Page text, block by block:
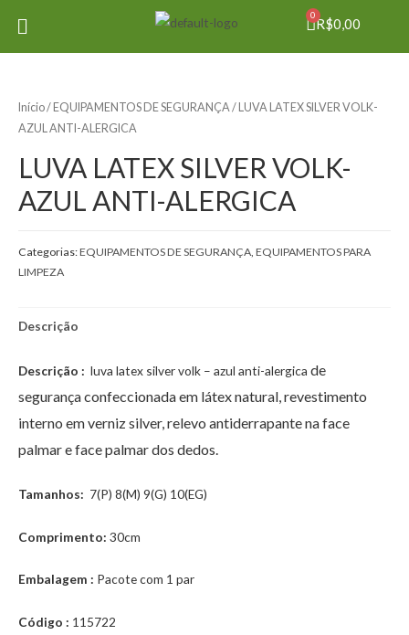
R$0,00
0
Início/ EQUIPAMENTOS DE SEGURANÇA/ LUVA LATEX SILVER VOLK-
AZUL ANTI-ALERGICA
LUVA LATEX SILVER VOLK-
AZUL ANTI-ALERGICA
Categorias:EQUIPAMENTOS DE SEGURANÇA, EQUIPAMENTOS PARA
LIMPEZA
Descrição
Descrição : luva latex silver volk – azul anti-alergica de
segurança confeccionada em látex natural, revestimento
interno em verniz silver, relevo antiderrapante na face
palmar e face palmar dos dedos.
Tamanhos: 7(P) 8(M) 9(G) 10(EG)
Comprimento: 30cm
Embalagem : Pacote com 1 par
Código : 115722